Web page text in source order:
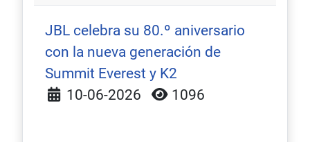
JBL celebra su 80.º aniversario
con la nueva generación de
Summit Everest y K2
Detalles
10-06-2026 1096